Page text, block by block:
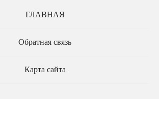
ГЛАВНАЯ
Обратная связь
Карта сайта